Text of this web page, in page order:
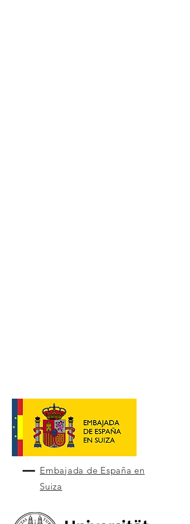
Embajada de España en
Suiza